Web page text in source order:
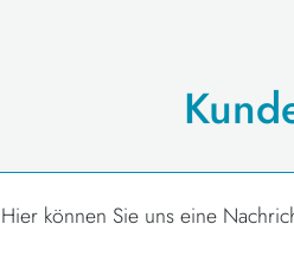
Hier können Sie uns eine